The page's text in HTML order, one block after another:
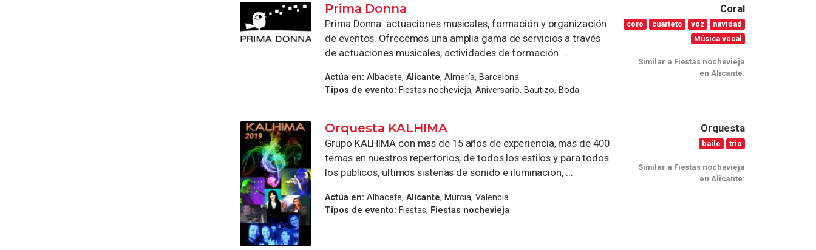
Prima Donna
Prima Donna: actuaciones musicales, formación y organización
de eventos. Ofrecemos una amplia gama de servicios a través
de actuaciones musicales, actividades de formación ...
Actúa en: Albacete,Alicante, Almería, Barcelona
Tipos de evento: Fiestas nochevieja, Aniversario, Bautizo, Boda
Coral
coro cuarteto voz
navidad
Música vocal
Similar a Fiestas nochevieja
en Alicante:
Orquesta KALHIMA
Grupo KALHIMA con mas de 15 años de experiencia, mas de 400
temas en nuestros repertorios, de todos los estilos y para todos
los publicos, ultimos sistenas de sonido e iluminacion, ...
Actúa en: Albacete,Alicante, Murcia, Valencia
Tipos de evento: Fiestas, Fiestas nochevieja
Orquesta
baile trio
Similar a Fiestas nochevieja
en Alicante: